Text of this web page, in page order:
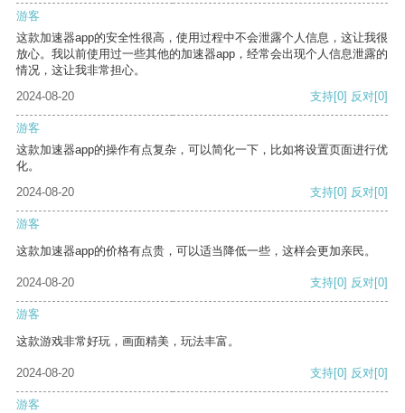
游客
这款加速器app的安全性很高，使用过程中不会泄露个人信息，这让我很
放心。我以前使用过一些其他的加速器app，经常会出现个人信息泄露的
情况，这让我非常担心。
2024-08-20
支持[0] 反对[0]
游客
这款加速器app的操作有点复杂，可以简化一下，比如将设置页面进行优
化。
2024-08-20
支持[0] 反对[0]
游客
这款加速器app的价格有点贵，可以适当降低一些，这样会更加亲民。
2024-08-20 支持[0] 反对[0]
游客
这款游戏非常好玩，画面精美，玩法丰富。
2024-08-20 支持[0] 反对[0]
游客